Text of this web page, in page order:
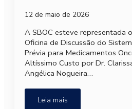
12 de maio de 2026
A SBOC esteve representada
Oficina de Discussão do
Prévia para Medicamentos
Altíssimo Custo por Dr.
Angélica Nogueira…
Leia mais